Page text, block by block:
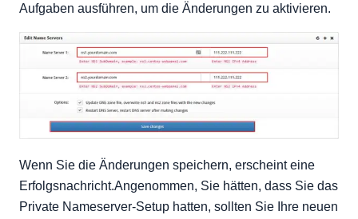
Aufgaben ausführen, um die Änderungen zu aktivieren.
Wenn Sie die Änderungen speichern, erscheint eine
Erfolgsnachricht.Angenommen, Sie hätten, dass Sie das
Private Nameserver-Setup hatten, sollten Sie Ihre neuen